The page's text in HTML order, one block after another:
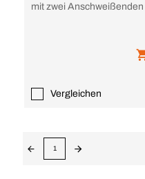
mit zwei Anschweißenden
Vergleichen
1